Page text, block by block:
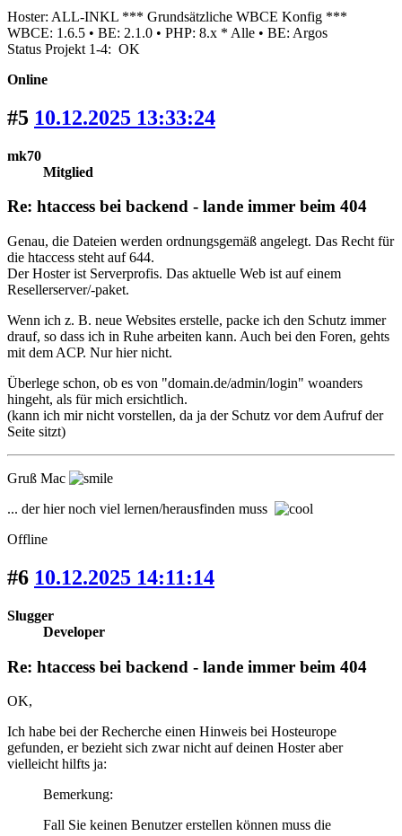
Hoster: ALL-INKL *** Grundsätzliche WBCE Konfig ***
WBCE: 1.6.5 • BE: 2.1.0 • PHP: 8.x * Alle • BE: Argos
Status Projekt 1-4: OK
Online
#5 10.12.2025 13:33:24
mk70
Mitglied
Re: htaccess bei backend - lande immer beim 404
Genau, die Dateien werden ordnungsgemäß angelegt. Das Recht für
die htaccess steht auf 644.
Der Hoster ist Serverprofis. Das aktuelle Web ist auf einem
Resellerserver/-paket.
Wenn ich z. B. neue Websites erstelle, packe ich den Schutz immer
drauf, so dass ich in Ruhe arbeiten kann. Auch bei den Foren, gehts
mit dem ACP. Nur hier nicht.
Überlege schon, ob es von "domain.de/admin/login" woanders
hingeht, als für mich ersichtlich.
(kann ich mir nicht vorstellen, da ja der Schutz vor dem Aufruf der
Seite sitzt)
Gruß Mac
... der hier noch viel lernen/herausfinden muss
Offline
#6 10.12.2025 14:11:14
Slugger
Developer
Re: htaccess bei backend - lande immer beim 404
OK,
Ich habe bei der Recherche einen Hinweis bei Hosteurope
gefunden, er bezieht sich zwar nicht auf deinen Hoster aber
vielleicht hilfts ja:
Bemerkung:
Fall Sie keinen Benutzer erstellen können muss die